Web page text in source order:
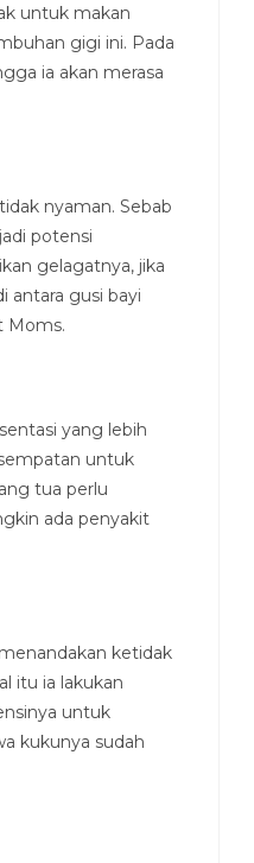
untuk makan
gigi ini. Pada
ia akan merasa
nyaman. Sebab
potensi
gelagatnya, jika
antara gusi bayi
Moms.
yang lebih
untuk
tua perlu
ada penyakit
ketidak
itu ia lakukan
untuk
kukunya sudah